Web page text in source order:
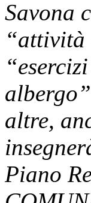
Savona
“attività
altre,
Piano